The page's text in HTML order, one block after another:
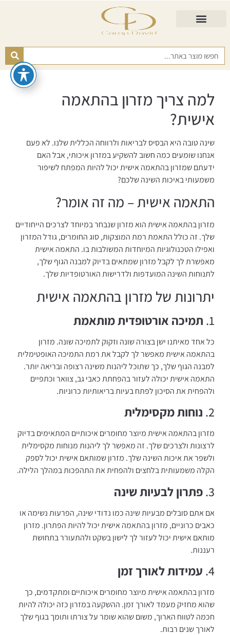
למה צריך מזרון בהתאמה
אישית?
שינה טובה היא הבסיס לבריאות ולרווחה הכללית שלנו. לא פעם
אנחנו שומעים כמה חשוב להשקיע במזרון איכותי, אבל האם
ידעתם שמזרון בהתאמה אישית יכול להיות המפתח לשיפור
משמעותי באיכות השינה שלכם?
התאמה אישית – מה זה אומר?
מזרון בהתאמה אישית הוא מזרון שנבחר במיוחד לצרכים הייחודיים
שלך. זה כולל התאמת רמת המוצקות, סוג החומרים, גודל המזרון
ואפילו הטכנולוגיות המיוחדות המשולבות בו. התאמה אישית
מאפשרת לך לקבל מזרון שמתאים בדיוק למבנה הגוף שלך,
לתנוחות השינה המועדפות ולדרישות האורטופדיות שלך.
יתרונות של מזרון בהתאמה אישית
1. תמיכה אורטופדית מותאמת
כל אחד מאיתנו ישן בצורה שונה וזקוק לתמיכה שונה. מזרון
בהתאמה אישית מאפשר לך לקבל את רמת התמיכה האופטימלית
למבנה הגוף שלך, כך שתוכל ליהנות משינה רצופה ובריאה יותר.
התאמה אישית יכולה לעזור בהפחתת כאבי גב, צוואר וכתפיים
ולהפחית את הסיכון לפתח בעיות בריאותיות כרוניות.
2. נוחות מקסימלית
מזרון בהתאמה אישית מיוצר מחומרים איכותיים המתאימים בדיוק
לרצונות ולצרכים שלך. זה מאפשר לך ליהנות מנוחות מקסימלית
ולשפר את איכות השינה שלך. מזרון שמותאם אישית יכול לספק
הקלה משמעותית בלחצים ולהפחית את התהפכות במהלך הלילה.
3. פתרון לבעיות שינה
אם אתם סובלים מבעיות שינה כמו נדודי שינה, הפרעות נשימה או
כאבים כרוניים, מזרון בהתאמה אישית יכול להיות הפתרון. מזרון
מותאם אישית יכול לעזור לך לישון בשקט ולהתעורר בתחושת
רעננות.
4. עמידות לאורך זמן
מזרון בהתאמה אישית מיוצר מחומרים איכותיים ומתקדמים, כך
שהוא מחזיק מעמד לאורך זמן. ההשקעה במזרון כזה יכולה להיות
חכמה לטווח הארוך, משום שהוא שומר על צורתו ותומך בגוף שלך
לאורך שנים רבות.